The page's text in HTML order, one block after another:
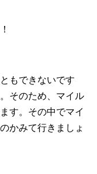
もできないです
そのため、マイル
す。その中でマイ
かみて行きましょ